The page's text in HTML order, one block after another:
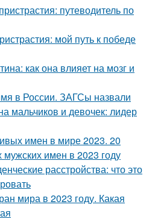
путеводитель по
мой путь к победе
как она влияет на мозг и
в России. ЗАГСы назвали
мальчиков и девочек: лидер
имен в мире 2023. 20
имен в 2023 году
расстройства: что это
мира в 2023 году. Какая